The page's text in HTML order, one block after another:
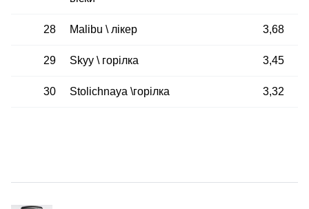
28 Malibu \ лікер 3,68
29 Skyy \ горілка 3,45
30 Stolichnaya \горілка 3,32